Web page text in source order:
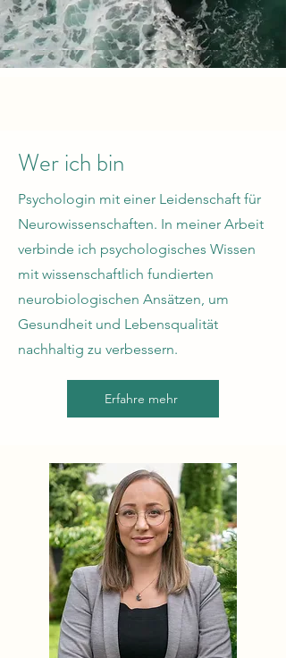
Wer ich bin
Psychologin mit einer Leidenschaft für
Neurowissenschaften. In meiner Arbeit
verbinde ich psychologisches Wissen
mit wissenschaftlich fundierten
neurobiologischen Ansätzen, um
Gesundheit und Lebensqualität
nachhaltig zu verbessern.
Erfahre mehr